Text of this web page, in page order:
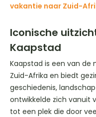
vakantie naar Zuid-
Iconische
Kaapstad
Kaapstad is een van de
Zuid-Afrika en biedt
geschiedenis,
ontwikkelde zich vanuit
tot een plek die door